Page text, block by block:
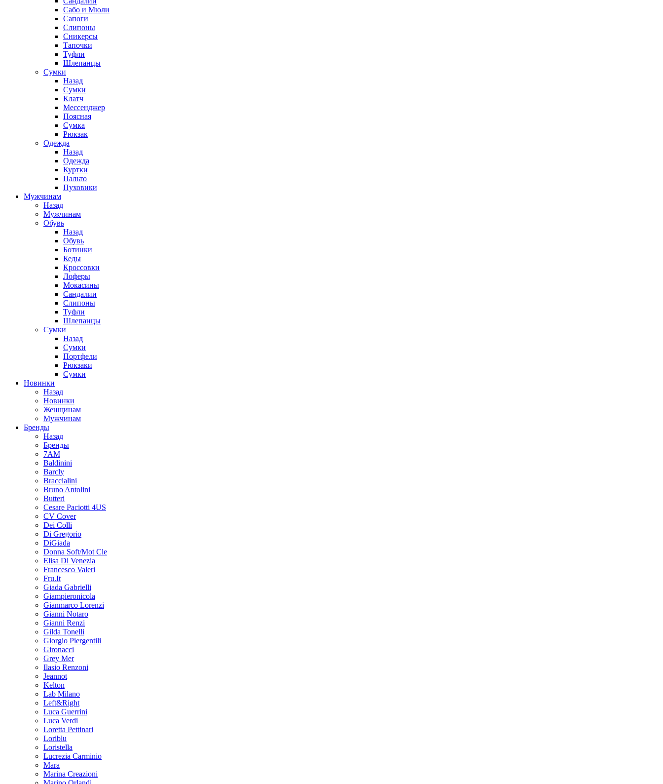
Сабо и Мюли
Сапоги
Слипоны
Сникерсы
Тапочки
Туфли
Шлепанцы
Cумки
Назад
Cумки
Клатч
Мессенджер
Поясная
Сумка
Рюкзак
Одежда
Назад
Одежда
Куртки
Пальто
Пуховики
Мужчинам
Назад
Мужчинам
Обувь
Назад
Обувь
Ботинки
Кеды
Кроссовки
Лоферы
Мокасины
Сандалии
Слипоны
Туфли
Шлепанцы
Сумки
Назад
Сумки
Портфели
Рюкзаки
Сумки
Новинки
Назад
Новинки
Женщинам
Мужчинам
Бренды
Назад
Бренды
7AM
Baldinini
Barcly
Braccialini
Bruno Antolini
Butteri
Cesare Paciotti 4US
CV Cover
Dei Colli
Di Gregorio
DiGiada
Donna Soft/Mot Cle
Elisa Di Venezia
Francesco Valeri
Fru.It
Giada Gabrielli
Giampieronicola
Gianmarco Lorenzi
Gianni Notaro
Gianni Renzi
Gilda Tonelli
Giorgio Piergentili
Gironacci
Grey Mer
Ilasio Renzoni
Jeannot
Kelton
Lab Milano
Left&Right
Luca Guerrini
Luca Verdi
Loretta Pettinari
Loriblu
Loristella
Lucrezia Carminio
Mara
Marina Creazioni